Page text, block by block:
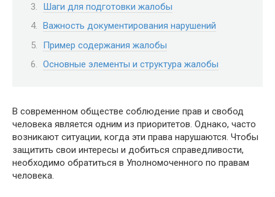
Шаги для подготовки жалобы
Важность документирования нарушений
Пример содержания жалобы
Основные элементы и структура жалобы
В современном обществе соблюдение прав и свобод
человека является одним из приоритетов. Однако, часто
возникают ситуации, когда эти права нарушаются. Чтобы
защитить свои интересы и добиться справедливости,
необходимо обратиться в Уполномоченного по правам
человека.